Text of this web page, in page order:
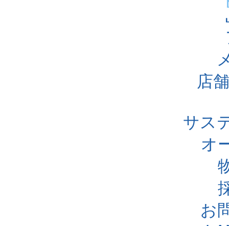
店
サス
オ
お